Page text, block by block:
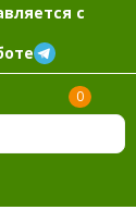
с
0